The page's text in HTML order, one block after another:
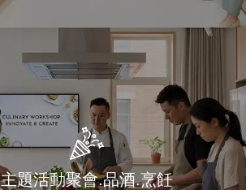
主題活動聚會.品酒.烹飪